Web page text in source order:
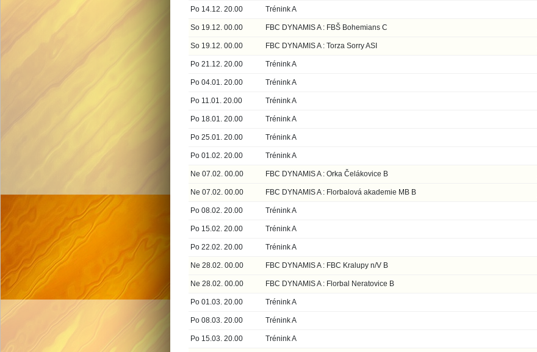
Po 14.12. 20.00 Trénink A
So 19.12. 00.00 FBC DYNAMIS A : FBŠ Bohemians C
So 19.12. 00.00 FBC DYNAMIS A : Torza Sorry ASI
Po 21.12. 20.00 Trénink A
Po 04.01. 20.00 Trénink A
Po 11.01. 20.00 Trénink A
Po 18.01. 20.00 Trénink A
Po 25.01. 20.00 Trénink A
Po 01.02. 20.00 Trénink A
Ne 07.02. 00.00 FBC DYNAMIS A : Orka Čelákovice B
Ne 07.02. 00.00 FBC DYNAMIS A : Florbalová akademie MB B
Po 08.02. 20.00 Trénink A
Po 15.02. 20.00 Trénink A
Po 22.02. 20.00 Trénink A
Ne 28.02. 00.00 FBC DYNAMIS A : FBC Kralupy n/V B
Ne 28.02. 00.00 FBC DYNAMIS A : Florbal Neratovice B
Po 01.03. 20.00 Trénink A
Po 08.03. 20.00 Trénink A
Po 15.03. 20.00 Trénink A